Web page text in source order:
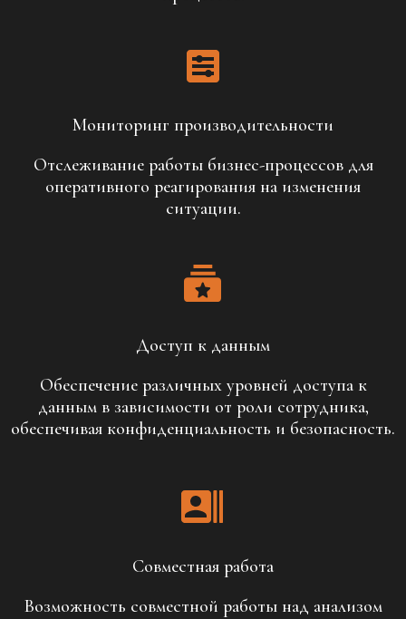
Мониторинг производительности
Отслеживание работы бизнес-процессов для
оперативного реагирования на изменения
ситуации.
Доступ к данным
Обеспечение различных уровней доступа к
данным в зависимости от роли сотрудника,
обеспечивая конфиденциальность и безопасность.
Совместная работа
Возможность совместной работы над анализом